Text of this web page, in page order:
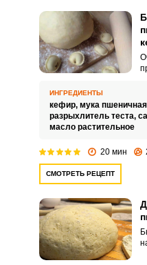
ИНГРЕДИЕНТЫ
кефир, мука
разрыхлитель теста,
масло растительное
20 мин
СМОТРЕТЬ РЕЦЕПТ
ВХОД НА САЙТ
с помощью